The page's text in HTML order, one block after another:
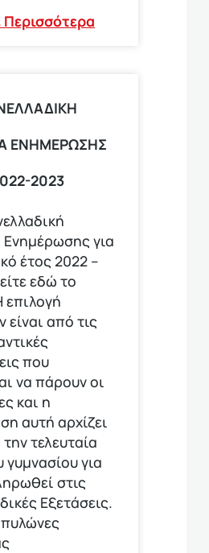
Περισσότερα
ΕΝΗΜΕΡΩΣΗΣ
2023
Ενημέρωσης για
έτος 2022 –
εδώ το
από τις
που
να πάρουν οι
και η
αυτή αρχίζει
τελευταία
γυμνασίου για
στις
Εξετάσεις.